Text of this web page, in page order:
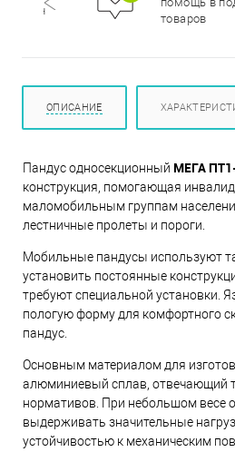
товаров
ОПИСАНИЕ
Пандус односекционный МЕГА
конструкция, помогающая
маломобильным группам
лестничные пролеты и пороги.
Мобильные пандусы используют
установить постоянные
требуют специальной установки.
пологую форму для комфортного
пандус.
Основным материалом для
алюминиевый сплав, отвечающий
нормативов. При небольшом весе
выдерживать значительные
устойчивостью к механическим